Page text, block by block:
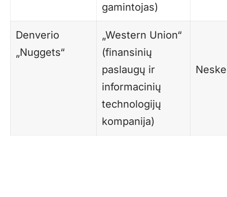
gamintojas)
Denverio
„Nuggets“
„Western Union“
(finansinių
paslaugų ir
informacinių
technologijų
kompanija)